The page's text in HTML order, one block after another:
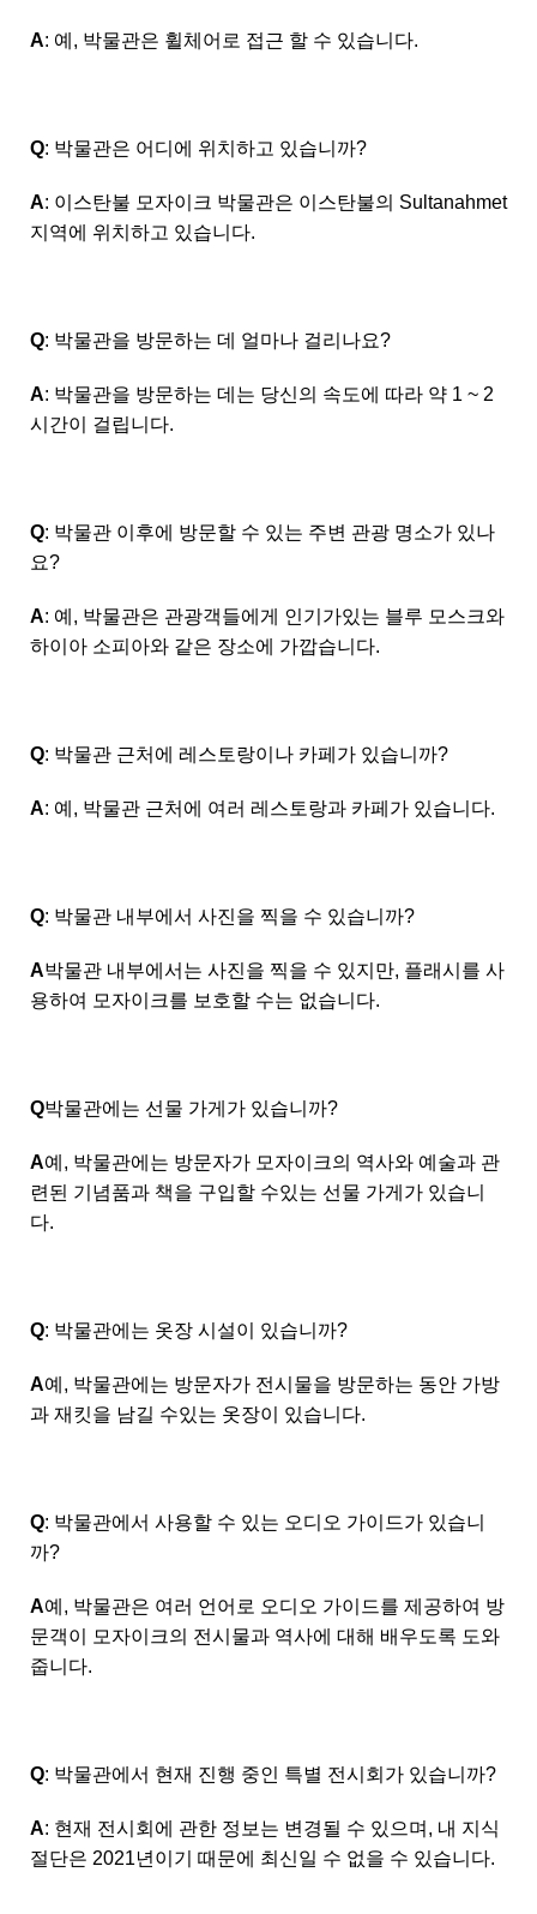
A: 예, 박물관은 휠체어로 접근 할 수 있습니다.
Q: 박물관은 어디에 위치하고 있습니까?
A: 이스탄불 모자이크 박물관은 이스탄불의 Sultanahmet
지역에 위치하고 있습니다.
Q: 박물관을 방문하는 데 얼마나 걸리나요?
A: 박물관을 방문하는 데는 당신의 속도에 따라 약 1 ~ 2
시간이 걸립니다.
Q: 박물관 이후에 방문할 수 있는 주변 관광 명소가 있나
요?
A: 예, 박물관은 관광객들에게 인기가있는 블루 모스크와
하이아 소피아와 같은 장소에 가깝습니다.
Q: 박물관 근처에 레스토랑이나 카페가 있습니까?
A: 예, 박물관 근처에 여러 레스토랑과 카페가 있습니다.
Q: 박물관 내부에서 사진을 찍을 수 있습니까?
A박물관 내부에서는 사진을 찍을 수 있지만, 플래시를 사
용하여 모자이크를 보호할 수는 없습니다.
Q박물관에는 선물 가게가 있습니까?
A예, 박물관에는 방문자가 모자이크의 역사와 예술과 관
련된 기념품과 책을 구입할 수있는 선물 가게가 있습니
다.
Q: 박물관에는 옷장 시설이 있습니까?
A예, 박물관에는 방문자가 전시물을 방문하는 동안 가방
과 재킷을 남길 수있는 옷장이 있습니다.
Q: 박물관에서 사용할 수 있는 오디오 가이드가 있습니
까?
A예, 박물관은 여러 언어로 오디오 가이드를 제공하여 방
문객이 모자이크의 전시물과 역사에 대해 배우도록 도와
줍니다.
Q: 박물관에서 현재 진행 중인 특별 전시회가 있습니까?
A: 현재 전시회에 관한 정보는 변경될 수 있으며, 내 지식
절단은 2021년이기 때문에 최신일 수 없을 수 있습니다.